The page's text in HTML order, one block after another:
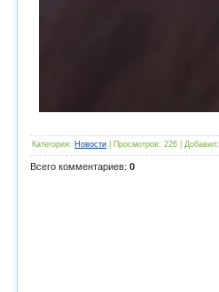
Категория: Новости Просмотров: 226 Добавил:
Всего комментариев: 0